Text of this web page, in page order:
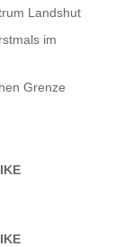
Landshut
im
Grenze